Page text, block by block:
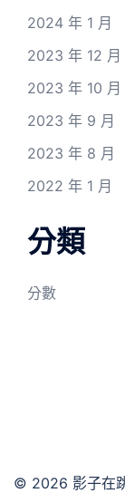
2024 年 1 月
2023 年 12 月
2023 年 10 月
2023 年 9 月
2023 年 8 月
2022 年 1 月
分類
分數
© 2026 影子在